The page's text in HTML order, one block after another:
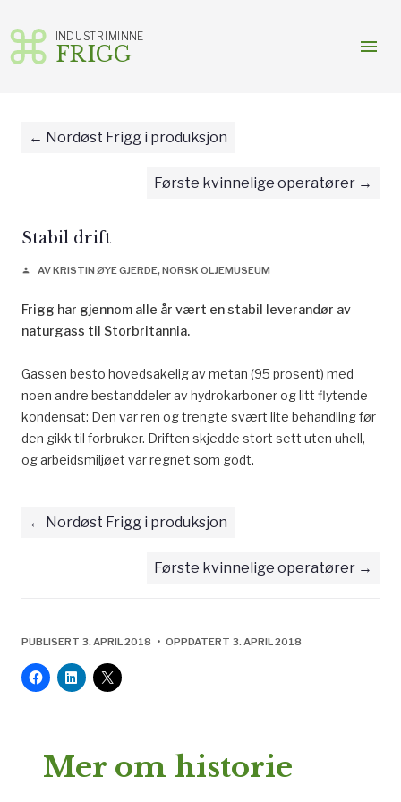
innhold
menu
INDUSTRIMINNE
FRIGG
Nordøst Frigg i produksjon
Første kvinnelige operatører
Stabil drift
person AV KRISTIN ØYE GJERDE, NORSK OLJEMUSEUM
Frigg har gjennom alle år vært en stabil leverandør av
naturgass til Storbritannia.
Gassen besto hovedsakelig av metan (95 prosent) med
noen andre bestanddeler av hydrokarboner og litt flytende
kondensat: Den var ren og trengte svært lite behandling før
den gikk til forbruker. Driften skjedde stort sett uten uhell,
og arbeidsmiljøet var regnet som godt.
Nordøst Frigg i produksjon
Første kvinnelige operatører
PUBLISERT 3. APRIL 2018 • OPPDATERT 3. APRIL 2018
Mer om historie